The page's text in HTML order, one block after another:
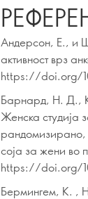
Андерсон, Е., и
активност врз
https://doi.org/
Барнард, Н. Д.,
Женска студија
рандомизирано,
соја за жени во
https://doi.org/
Бермингем, К. ,